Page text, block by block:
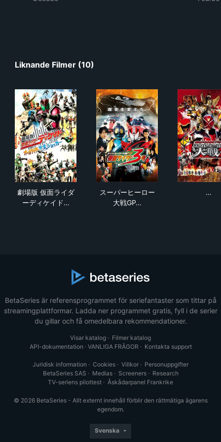
Liknande Filmer (10)
劇場版 仮面ライダ
ーディケイド…
スーパーヒーロー
大戦GP…
…
BetaSeries är referensprogrammet för seriefantaster som tittar på
streamingplattformar. Ladda ner programmet gratis, fyll i de serier
du gillar och få omedelbara rekommendationer.
Visar katalog · Filmer katalog
API-dokumentation · VANLIGA FRÅGOR · Kontakta support
Juridisk information · Cookies · Villkor · Personuppgifter
BetaSeries SAS · Medias· Screeners· Research
TV-seriens pilottest · Åskådarpanel Frankrike
© 2026 BetaSeries - Allt externt innehåll förblir den rättmätiga ägarens
egendom.
Svenska